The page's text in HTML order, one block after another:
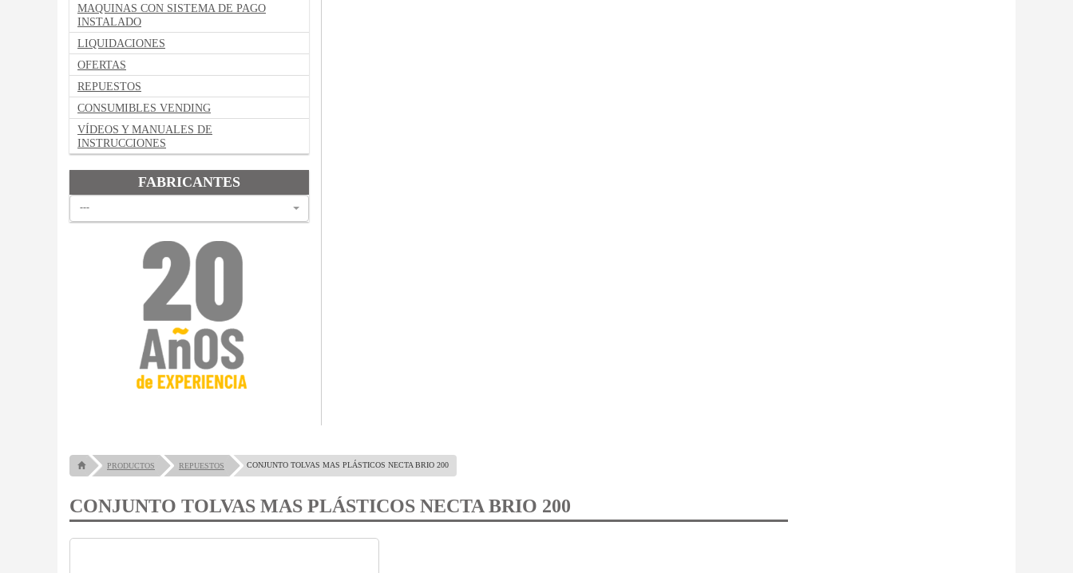
MAQUINAS CON SISTEMA DE PAGO
INSTALADO
LIQUIDACIONES
OFERTAS
REPUESTOS
CONSUMIBLES VENDING
VÍDEOS Y MANUALES DE
INSTRUCCIONES
FABRICANTES
---
PRODUCTOS REPUESTOS CONJUNTO TOLVAS MAS PLÁSTICOS NECTA BRIO 200
CONJUNTO TOLVAS MAS PLÁSTICOS NECTA BRIO 200